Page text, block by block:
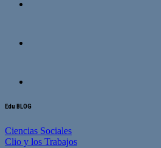
Edu BLOG
Ciencias Sociales
Clio y los Trabajos